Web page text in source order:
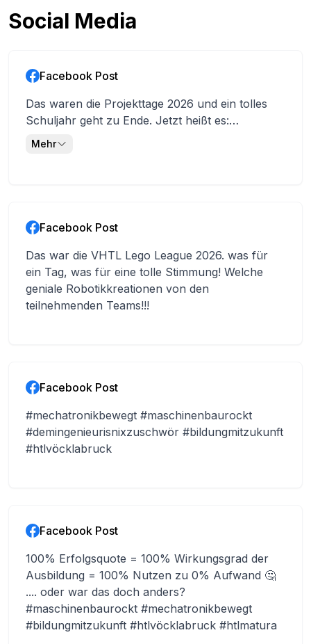
Welt von morgen aktiv mitgestalten wollen. Unsere
Druck über Robotik bis hin zu Automatisierung. Durch
enge Kooperationen mit namhaften Unternehmen der
Region sammeln unsere Schüler:innen wertvolle
Erfahrungen in Projekten, Praktika und Diplomarbeiten
– oft der direkte Einstieg ins Berufsleben. Wer Technik
Social Media
Facebook Post
Das waren die Projekttage 2026 und ein tolles
Schuljahr geht zu Ende. Jetzt heißt es:
abschalten, Sonne tanken und Ferien genießen.
Mehr
Facebook Post
Das war die VHTL Lego League 2026. was für
ein Tag, was für eine tolle Stimmung! Welche
geniale Robotikkreationen von den
teilnehmenden Teams!!!
Facebook Post
#mechatronikbewegt #maschinenbaurockt
#demingenieurisnixzuschwör #bildungmitzukunft
#htlvöcklabruck
Facebook Post
100% Erfolgsquote = 100% Wirkungsgrad der
Ausbildung = 100% Nutzen zu 0% Aufwand 🤔
.... oder war das doch anders?
#maschinenbaurockt #mechatronikbewegt
#bildungmitzukunft #htlvöcklabruck #htlmatura